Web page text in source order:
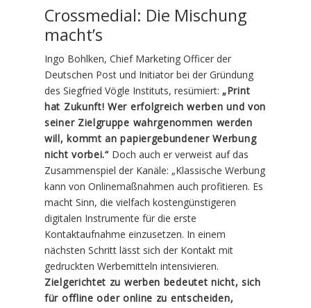
Crossmedial: Die Mischung
macht’s
Ingo Bohlken, Chief Marketing Officer der
Deutschen Post und Initiator bei der Gründung
des Siegfried Vögle Instituts, resümiert: „Print
hat Zukunft! Wer erfolgreich werben und von
seiner Zielgruppe wahrgenommen werden
will, kommt an papiergebundener Werbung
nicht vorbei.“Doch auch er verweist auf das
Zusammenspiel der Kanäle: „Klassische Werbung
kann von Onlinemaßnahmen auch profitieren. Es
macht Sinn, die vielfach kostengünstigeren
digitalen Instrumente für die erste
Kontaktaufnahme einzusetzen. In einem
nächsten Schritt lässt sich der Kontakt mit
gedruckten Werbemitteln intensivieren.
Zielgerichtet zu werben bedeutet nicht, sich
für offline oder online zu entscheiden,